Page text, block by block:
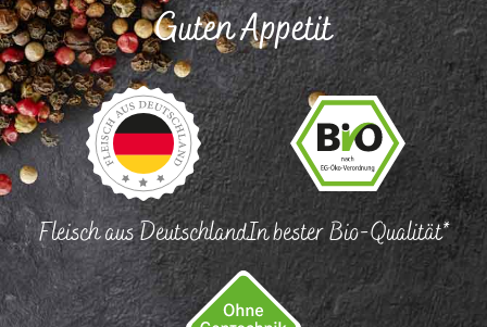
Guten Appetit
Fleisch aus DeutschlandIn bester Bio-Qualität*